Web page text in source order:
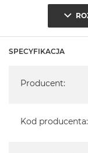
SPECYFIKACJA
Producent:
Kod producenta: